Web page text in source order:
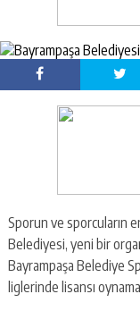
Sporun ve sporcuların
Belediyesi, yeni bir
Bayrampaşa Belediye
liglerinde lisansı